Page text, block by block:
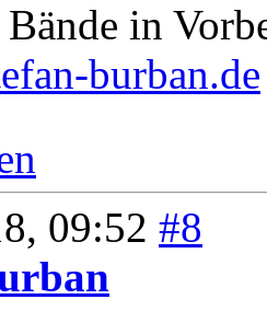
in
burban.de
09:52 #8